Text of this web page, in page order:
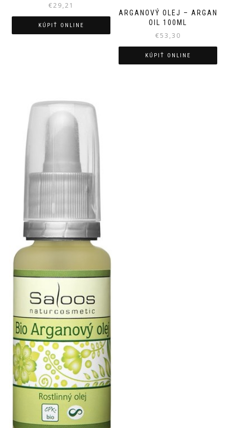
€29,21
KÚPIŤ ONLINE
ARGANOVÝ OLEJ – ARGAN
OIL 100ML
€53,30
KÚPIŤ ONLINE